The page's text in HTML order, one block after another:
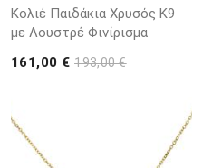
Κολιέ Παιδάκια Χρυσός Κ9
με Λουστρέ Φινίρισμα
161,00 €193,00 €